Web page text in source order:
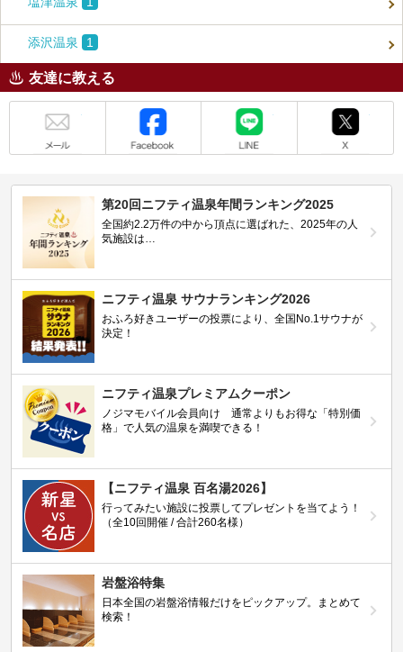
添沢温泉 1
友達に教える
第20回ニフティ温泉年間ランキング2025
全国約2.2万件の中から頂点に選ばれた、2025年の人
気施設は…
ニフティ温泉 サウナランキング2026
おふろ好きユーザーの投票により、全国No.1サウナが
決定！
ニフティ温泉プレミアムクーポン
ノジマモバイル会員向け 通常よりもお得な「特別価
格」で人気の温泉を満喫できる！
【ニフティ温泉 百名湯2026】
行ってみたい施設に投票してプレゼントを当てよう！
（全10回開催 / 合計260名様）
岩盤浴特集
日本全国の岩盤浴情報だけをピックアップ。まとめて
検索！